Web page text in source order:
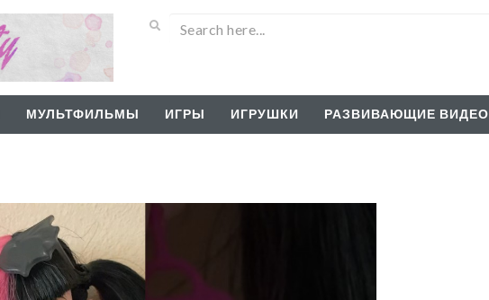
МУЛЬТФИЛЬМЫ ИГРЫ ИГРУШКИ РАЗВИВАЮЩИЕ ВИДЕО